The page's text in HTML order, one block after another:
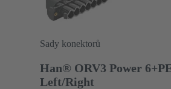
Sady konektorů
Han® ORV3 Power
Left/Right